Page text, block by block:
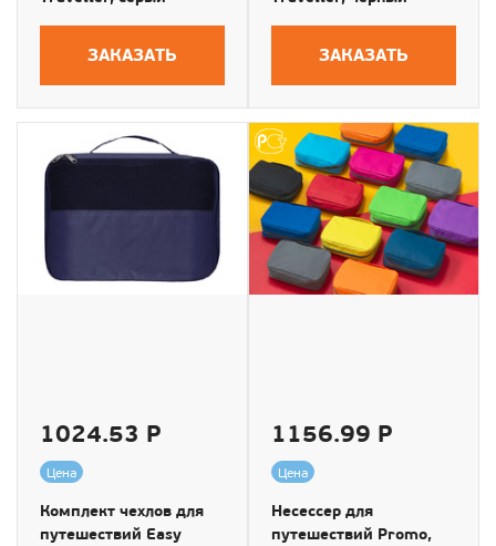
ЗАКАЗАТЬ ЗАКАЗАТЬ
1024.53 Р
Цена
Комплект чехлов для
путешествий Easy
1156.99 Р
Цена
Несессер для
путешествий Promo,